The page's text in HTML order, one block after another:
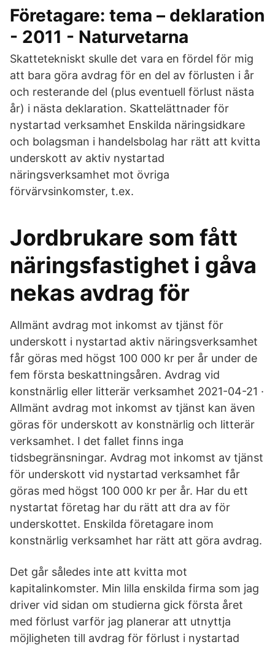
Företagare: tema – deklaration
- 2011 - Naturvetarna
Skattetekniskt skulle det vara en fördel för mig
att bara göra avdrag för en del av förlusten i år
och resterande del (plus eventuell förlust nästa
år) i nästa deklaration. Skattelättnader för
nystartad verksamhet Enskilda näringsidkare
och bolagsman i handelsbolag har rätt att kvitta
underskott av aktiv nystartad
näringsverksamhet mot övriga
förvärvsinkomster, t.ex.
Jordbrukare som fått
näringsfastighet i gåva
nekas avdrag för
Allmänt avdrag mot inkomst av tjänst för
underskott i nystartad aktiv näringsverksamhet
får göras med högst 100 000 kr per år under de
fem första beskattningsåren. Avdrag vid
konstnärlig eller litterär verksamhet 2021-04-21 ·
Allmänt avdrag mot inkomst av tjänst kan även
göras för underskott av konstnärlig och litterär
verksamhet. I det fallet finns inga
tidsbegränsningar. Avdrag mot inkomst av tjänst
för underskott vid nystartad verksamhet får
göras med högst 100 000 kr per år. Har du ett
nystartat företag har du rätt att dra av för
underskottet. Enskilda företagare inom
konstnärlig verksamhet har rätt att göra avdrag.
Det går således inte att kvitta mot
kapitalinkomster. Min lilla enskilda firma som jag
driver vid sidan om studierna gick första året
med förlust varför jag planerar att utnyttja
möjligheten till avdrag för förlust i nystartad